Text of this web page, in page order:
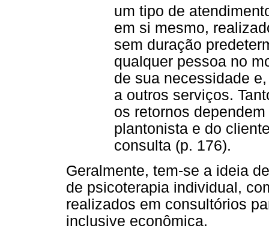
um tipo de
em si mesmo,
sem duração
qualquer pessoa no
de sua necessidade
a outros serviços.
os retornos
plantonista e do
consulta (p. 176).
Geralmente, tem-se a ideia
de psicoterapia individual,
realizados em consultórios
inclusive econômica.